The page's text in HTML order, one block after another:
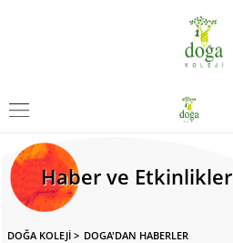
Haber ve Etkinlikler
DOĞA KOLEJİ > DOGA'DAN HABERLER